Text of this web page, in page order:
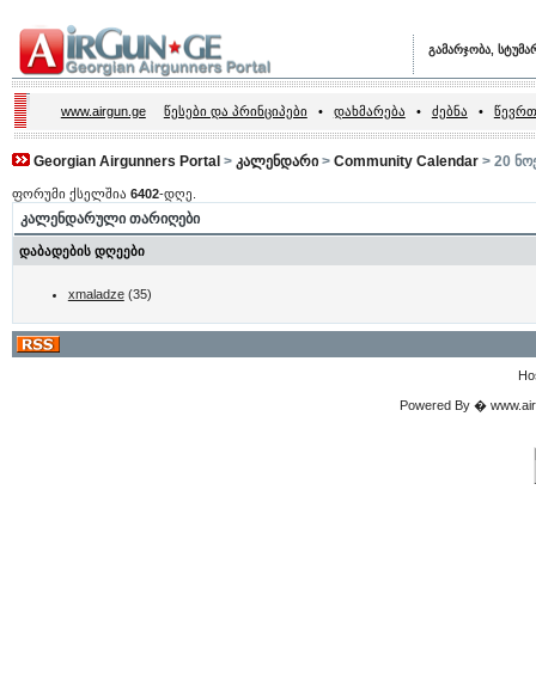
გამარჯობა,
www.airgun.ge წესები და პრინციპები • დახმარება • ძებნა •
Georgian Airgunners Portal > კალენდარი> Community Calendar> 20
ფორუმი ქსელშია 6402-დღე.
კალენდარული თარიღები
დაბადების დღეები
xmaladze(35)
Powered By �